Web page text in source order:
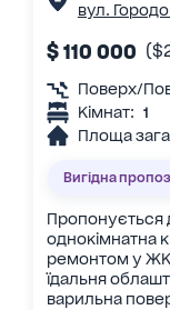
вул.
$ 110 000
Поверх/
Кімнат: 1
Площа
Вигідна
Пропонується
однокімнатна
ремонтом у ЖК
їдальня
варильна